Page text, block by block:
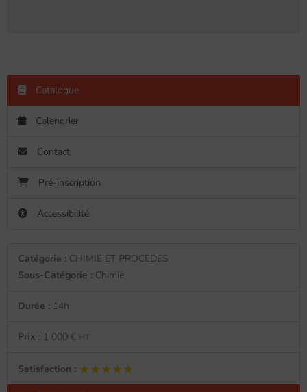
Catalogue
Calendrier
Contact
Pré-inscription
Accessibilité
Catégorie : CHIMIE ET PROCEDES
Sous-Catégorie : Chimie
Durée : 14h
Prix : 1 000 € HT
Satisfaction : ★★★★★
★★★★★